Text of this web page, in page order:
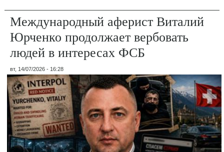
Международный аферист Виталий
Юрченко продолжает вербовать
людей в интересах ФСБ
вт, 14/07/2026 - 16:28